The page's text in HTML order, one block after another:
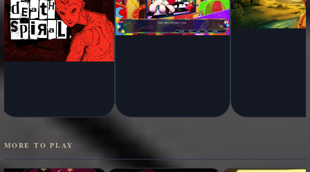
MORE TO PLAY